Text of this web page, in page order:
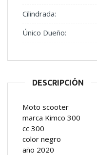
Cilindrada:
Único Dueño:
DESCRIPCIÓN
Moto scooter
marca Kimco 300
cc 300
color negro
año 2020